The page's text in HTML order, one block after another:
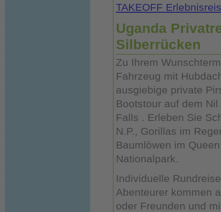
TAKEOFF
Uganda
Silberrücken
Zu Ihrem
Fahrzeug mit
ausgiebige private
Bootstour auf dem
Falls . Erleben Sie
N.P., Gorillas im
Baumlöwen im
Nationalpark.
Individuelle
Abenteurer kommen
oder Freunden und